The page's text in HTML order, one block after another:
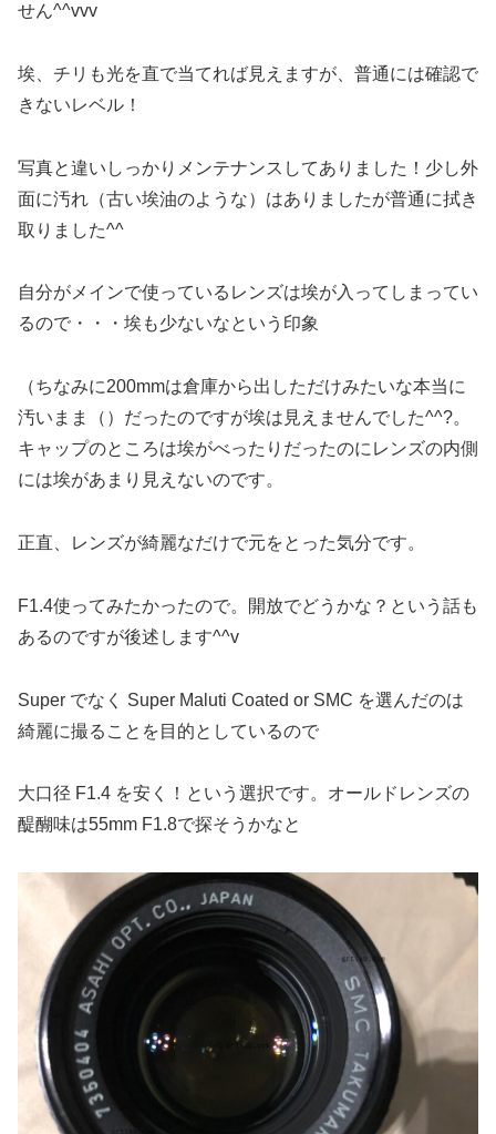
せん^^vvv
埃、チリも光を直で当てれば見えますが、普通には確認で
きないレベル！
写真と違いしっかりメンテナンスしてありました！少し外
面に汚れ（古い埃油のような）はありましたが普通に拭き
取りました^^
自分がメインで使っているレンズは埃が入ってしまってい
るので・・・埃も少ないなという印象
（ちなみに200mmは倉庫から出しただけみたいな本当に
汚いまま（）だったのですが埃は見えませんでした^^?。
キャップのところは埃がべったりだったのにレンズの内側
には埃があまり見えないのです。
正直、レンズが綺麗なだけで元をとった気分です。
F1.4使ってみたかったので。開放でどうかな？という話も
あるのですが後述します^^v
Super でなく Super Maluti Coated or SMC を選んだのは
綺麗に撮ることを目的としているので
大口径 F1.4 を安く！という選択です。オールドレンズの
醍醐味は55mm F1.8で探そうかなと